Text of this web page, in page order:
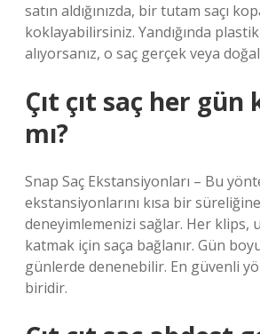
satın aldığınızda, bir tutam saçı
koklayabilirsiniz. Yandığında
alıyorsanız, o saç gerçek veya
Çıt çıt saç her gün
mı?
Snap Saç Ekstansiyonları – Bu
ekstansiyonlarını kısa bir süreliğine
deneyimlemenizi sağlar. Her klips,
katmak için saça bağlanır. Gün
günlerde denenebilir. En güvenli
biridir.